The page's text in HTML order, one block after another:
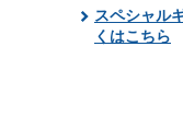
スペシャル
くはこちら